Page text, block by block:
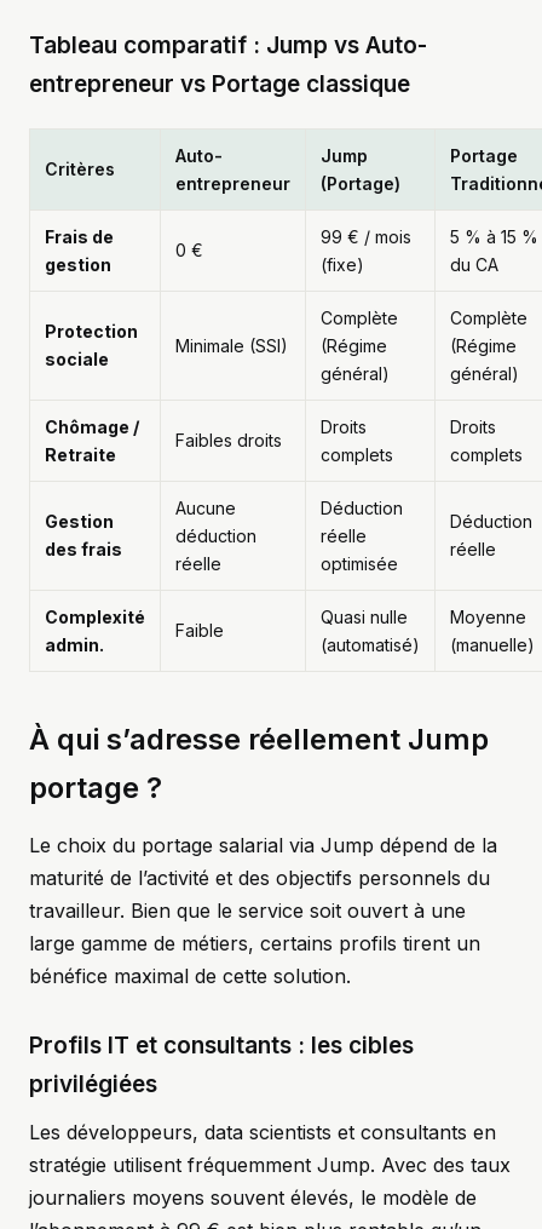
Tableau comparatif : Jump vs Auto-
entrepreneur vs Portage classique
Critères
Auto-
entrepreneur
Jump
(Portage)
Portage
Frais de
gestion
0 €
99 € / mois
(fixe)
5 % à 15 %
du CA
Protection
sociale
Minimale (SSI)
Complète
(Régime
général)
Complète
(Régime
général)
Chômage /
Retraite
Faibles droits
Droits
complets
Droits
complets
Gestion
des frais
Aucune
déduction
réelle
Déduction
réelle
optimisée
Déduction
réelle
Complexité
admin.
Faible
Quasi nulle
(automatisé)
Moyenne
(manuelle)
À qui s’adresse réellement Jump
portage ?
Le choix du portage salarial via Jump dépend de la
maturité de l’activité et des objectifs personnels du
travailleur. Bien que le service soit ouvert à une
large gamme de métiers, certains profils tirent un
bénéfice maximal de cette solution.
Profils IT et consultants : les cibles
privilégiées
Les développeurs, data scientists et consultants en
stratégie utilisent fréquemment Jump. Avec des taux
journaliers moyens souvent élevés, le modèle de